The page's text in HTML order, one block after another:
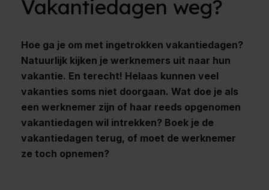
Vakantiedagen weg?
Hoe ga je om met ingetrokken vakantiedagen?
Natuurlijk kijken je werknemers uit naar hun
vakantie. En terecht! Helaas kunnen veel
vakanties soms niet doorgaan. Wat doe je als
een werknemer zijn of haar reeds opgenomen
vakantiedagen wil intrekken? Boek je de
vakantiedagen terug, of moet de werknemer
ze toch opnemen?